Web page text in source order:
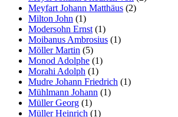
Meyfart Johann Matthäus (2)
Milton John (1)
Modersohn Ernst (1)
Moibanus Ambrosius (1)
Möller Martin (5)
Monod Adolphe (1)
Morahi Adolph (1)
Mudre Johann Friedrich (1)
Mühlmann Johann (1)
Müller Georg (1)
Müller Heinrich (1)